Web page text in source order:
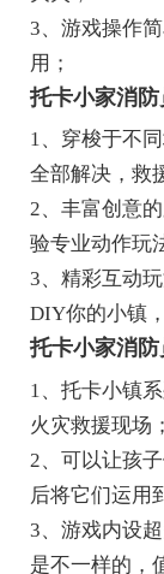
3、游戏操作
用；
托卡小家消
1、穿梭于不
全部解决，救
2、丰富创意
验专业动作玩
3、精彩互动
DIY你的小镇
托卡小家消
1、托卡小镇
火灾救援现场；
2、可以让孩
后将它们运用
3、游戏内设
是不一样的，